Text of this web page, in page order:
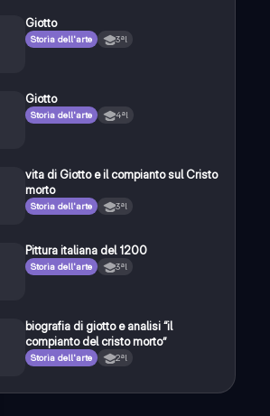
Giotto
Storia dell'arte 3ªl
Giotto
Storia dell'arte 4ªl
vita di Giotto e il compianto sul Cristo
morto
Storia dell'arte 3ªl
Pittura italiana del 1200
Storia dell'arte 3ªl
biografia di giotto e analisi “il
compianto del cristo morto”
Storia dell'arte 2ªl